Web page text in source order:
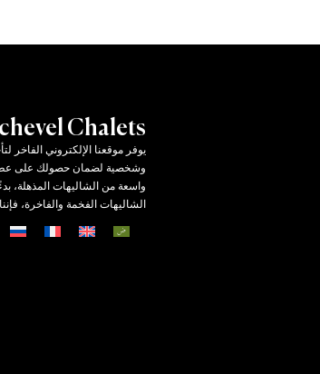
Chalets
يوفر موقعنا الإلكتروني
وشخصية لضمان حصولك على
واسعة من الشاليهات المذهلة،
الشاليهات الفخمة والفاخرة،